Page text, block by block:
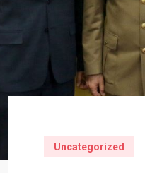
Uncategorized